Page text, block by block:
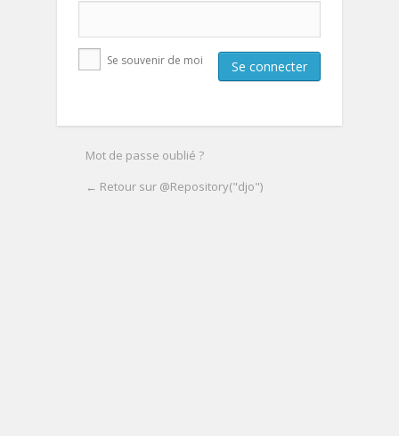
Se souvenir de moi
Mot de passe oublié ?
← Retour sur @Repository("djo")